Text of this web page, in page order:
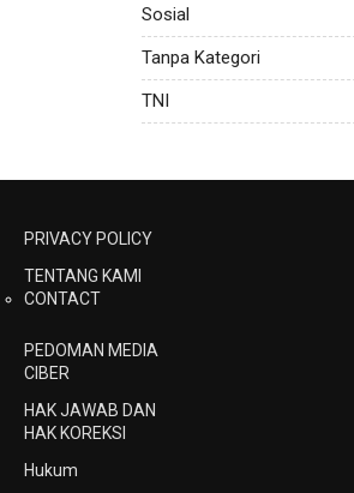
Sosial
Tanpa Kategori
TNI
PRIVACY POLICY
TENTANG KAMI
CONTACT
PEDOMAN MEDIA
CIBER
HAK JAWAB DAN
HAK KOREKSI
Hukum